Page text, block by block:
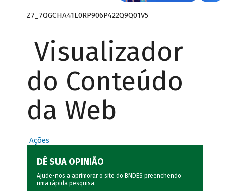
Z7_7QGCHA41L0RP906P422Q9Q01V5
Visualizador
do Conteúdo
da Web
Ações
DÊ SUA OPINIÃO
Ajude-nos a aprimorar o site do BNDES preenchendo
uma rápida pesquisa.